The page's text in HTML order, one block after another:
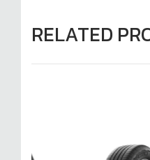
RELATED